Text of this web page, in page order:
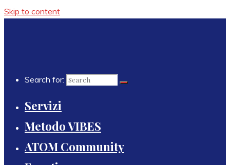
Skip to content
Search for:
Servizi
Metodo VIBES
ATOM Community